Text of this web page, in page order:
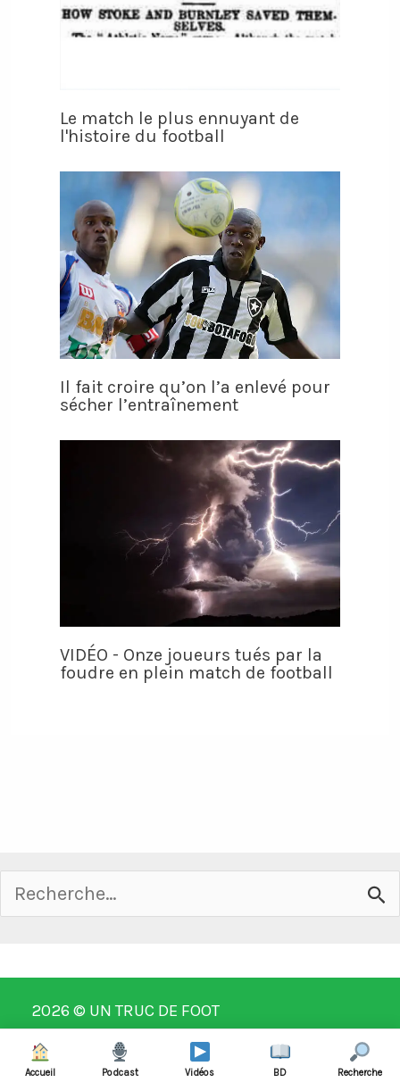
Le match le plus ennuyant de
l'histoire du football
Il fait croire qu’on l’a enlevé pour
sécher l’entraînement
VIDÉO - Onze joueurs tués par la
foudre en plein match de football
Rechercher :
2026 © UN TRUC DE FOOT
Contact
Mentions légales
Accueil Podcast Vidéos BD Recherche